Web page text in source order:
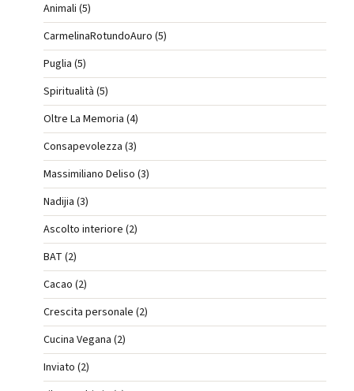
Animali (5)
CarmelinaRotundoAuro (5)
Puglia (5)
Spiritualità (5)
Oltre La Memoria (4)
Consapevolezza (3)
Massimiliano Deliso (3)
Nadijia (3)
Ascolto interiore (2)
BAT (2)
Cacao (2)
Crescita personale (2)
Cucina Vegana (2)
Inviato (2)